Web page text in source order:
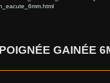
GAINÉE